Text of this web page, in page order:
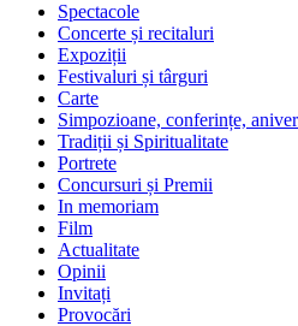
Spectacole
Concerte și recitaluri
Expoziții
Festivaluri și târguri
Carte
Simpozioane, conferințe,
Tradiții și Spiritualitate
Portrete
Concursuri și Premii
In memoriam
Film
Actualitate
Opinii
Invitați
Provocări